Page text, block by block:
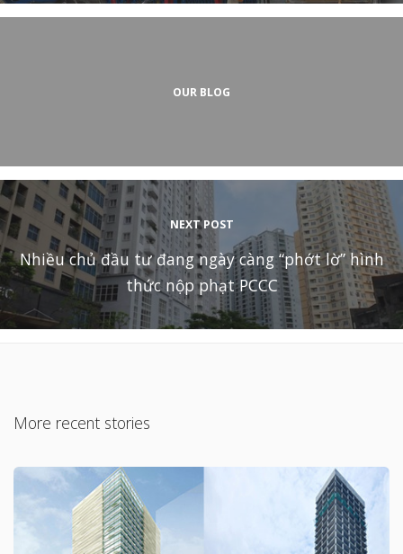
OUR BLOG
NEXT POST
Nhiều chủ đầu tư đang ngày càng “phớt lờ” hình
thức nộp phạt PCCC
More recent stories